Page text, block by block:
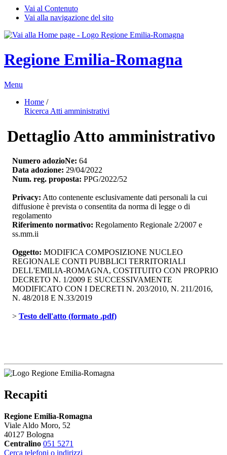
Vai al Contenuto
Vai alla navigazione del sito
Regione Emilia-Romagna
Menu
Home /
Ricerca Atti amministrativi
Dettaglio Atto amministrativo
Numero adozioNe: 64
Data adozione: 29/04/2022
Num. reg. proposta: PPG/2022/52
Privacy: Atto contenente esclusivamente dati personali la cui
diffusione è prevista o consentita da norma di legge o di
regolamento
Riferimento normativo: Regolamento Regionale 2/2007 e
ss.mm.ii
Oggetto: MODIFICA COMPOSIZIONE NUCLEO
REGIONALE CONTI PUBBLICI TERRITORIALI
DELL'EMILIA-ROMAGNA, COSTITUITO CON PROPRIO
DECRETO N. 1/2009 E SUCCESSIVAMENTE
MODIFICATO CON I DECRETI N. 203/2010, N. 211/2016,
N. 48/2018 E N.33/2019
> Testo dell'atto (formato .pdf)
Recapiti
Regione Emilia-Romagna
Viale Aldo Moro, 52
40127 Bologna
Centralino 051 5271
Cerca telefoni o indirizzi